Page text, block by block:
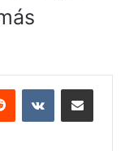
Reddit VKontakteCompartir por